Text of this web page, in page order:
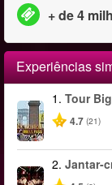
+ de 4
Experiências
1. Tour
4.7 (21)
2. Jantar-